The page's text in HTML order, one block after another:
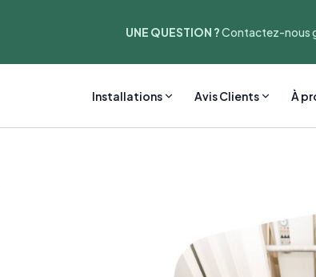
UNE QUESTION ?Contactez-nous
Installations Avis Clients À